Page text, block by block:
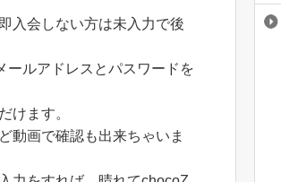
入会しない方は未入力で後
ールアドレスとパスワードを
けます。
動画で確認も出来ちゃいま